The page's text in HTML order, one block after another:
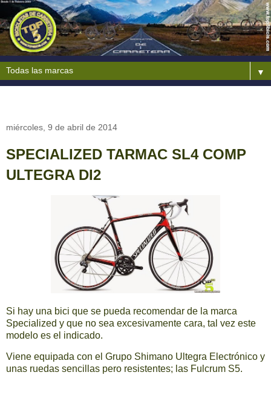
▼
miércoles, 9 de abril de 2014
SPECIALIZED TARMAC SL4 COMP
ULTEGRA DI2
Si hay una bici que se pueda recomendar de la marca
Specialized y que no sea excesivamente cara, tal vez este
modelo es el indicado.
Viene equipada con el Grupo Shimano Ultegra Electrónico y
unas ruedas sencillas pero resistentes; las Fulcrum S5.